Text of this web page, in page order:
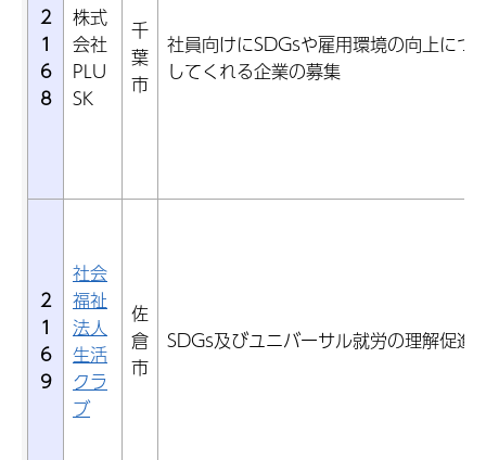
2
1
6
8
株式
会社
PLU
SK
千
葉
市
社員向けにSDGsや雇用環境の向上につ
してくれる企業の募集
2
1
6
9
社会
福祉
法人
生活
クラ
ブ
佐
倉
市
SDGs及びユニバーサル就労の理解促進